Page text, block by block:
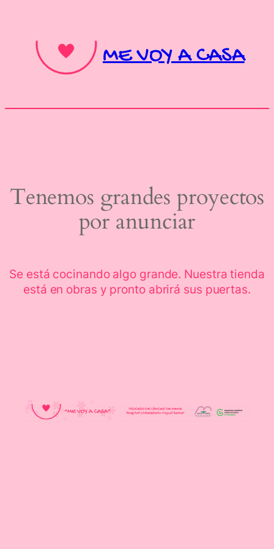
ME VOY A CASA
Tenemos grandes proyectos
por anunciar
Se está cocinando algo grande. Nuestra tienda
está en obras y pronto abrirá sus puertas.